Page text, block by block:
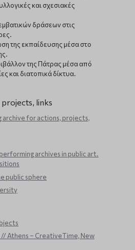
και σχεσιακές
δράσεων στις
της εκπαίδευσης μέσα στο
της Πάτρας μέσα από
και διατοπικά δίκτυα.
links
archive for actions, projects,
archives in public art.
public sphere
Athens – CreativeTime, New